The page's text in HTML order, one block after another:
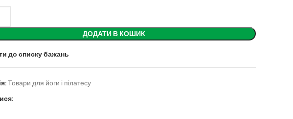
ДОДАТИ В КОШИК
до списку бажань
Товари для йоги і пілатесу